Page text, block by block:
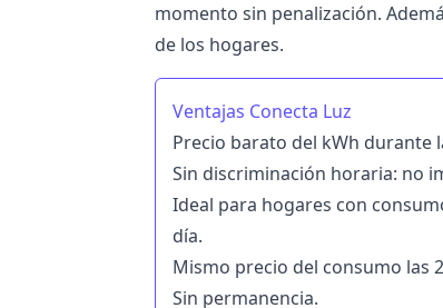
momento sin penalización.
de los hogares.
Ventajas Conecta Luz
Precio barato del kWh durante
Sin discriminación horaria: no
Ideal para hogares con
día.
Mismo precio del consumo las
Sin permanencia.